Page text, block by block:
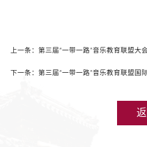
上一条：第三届“一带一路”音乐教育联盟大
下一条：第三届“一带一路”音乐教育联盟国